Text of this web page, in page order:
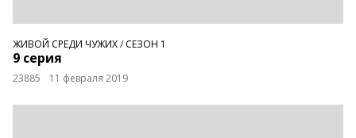
ЖИВОЙ СРЕДИ ЧУЖИХ/ СЕЗОН 1
9 серия
23885 11 февраля 2019